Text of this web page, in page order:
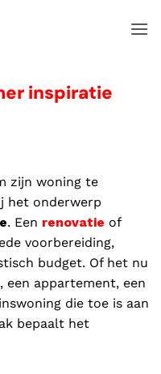
inspiratie
zijn woning te
het onderwerp
. Een renovatie of
voorbereiding,
budget. Of het nu
een appartement, een
die toe is aan
bepaalt het